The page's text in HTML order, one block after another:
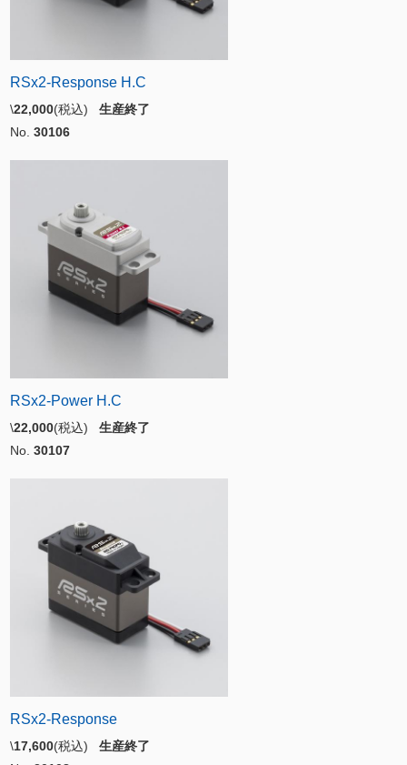
RSx2-Response H.C
\22,000(税込) 生産終了
No. 30106
RSx2-Power H.C
\22,000(税込) 生産終了
No. 30107
RSx2-Response
\17,600(税込) 生産終了